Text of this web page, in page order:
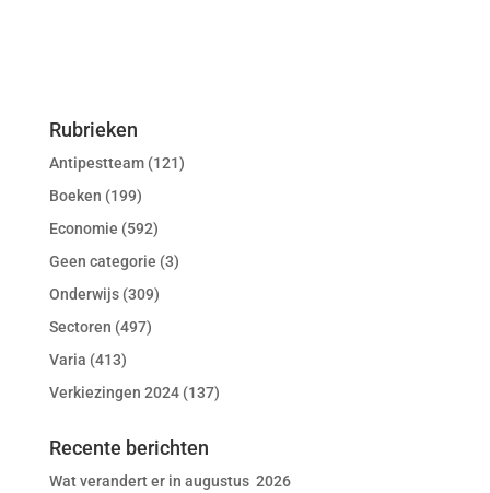
Rubrieken
Antipestteam(121)
Boeken (199)
Economie (592)
Geen categorie (3)
Onderwijs(309)
Sectoren (497)
Varia (413)
Verkiezingen 2024(137)
Recente berichten
Wat verandert er in augustus 2026